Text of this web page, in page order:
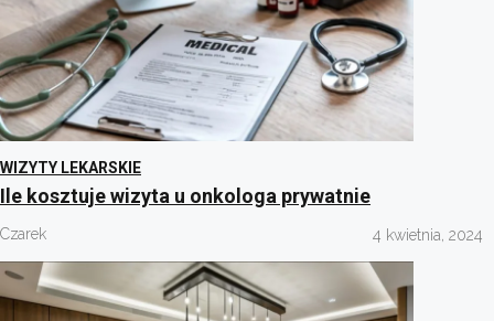
WIZYTY LEKARSKIE
Ile kosztuje wizyta u onkologa prywatnie
Czarek 4 kwietnia, 2024